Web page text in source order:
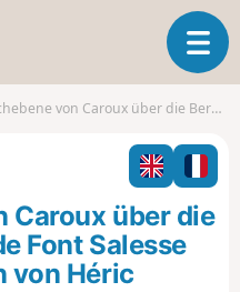
T
o
l
n
a
Caroux über die Berghütte Refuge de Font Salesse und die Schluchten von Héric
Caroux über die
Font Salesse
von Héric